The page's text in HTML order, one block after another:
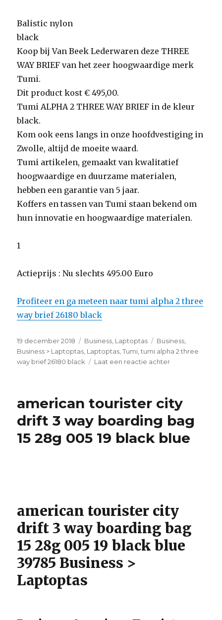
Balistic nylon
black
Koop bij Van Beek Lederwaren deze THREE
WAY BRIEF van het zeer hoogwaardige merk
Tumi.
Dit product kost € 495,00.
Tumi ALPHA 2 THREE WAY BRIEF in de kleur
black.
Kom ook eens langs in onze hoofdvestiging in
Zwolle, altijd de moeite waard.
Tumi artikelen, gemaakt van kwalitatief
hoogwaardige en duurzame materialen,
hebben een garantie van 5 jaar.
Koffers en tassen van Tumi staan bekend om
hun innovatie en hoogwaardige materialen.
1
Actieprijs : Nu slechts 495.00 Euro
Profiteer en ga meteen naar tumi alpha 2 three
way brief 26180 black
Geplaatst
op
19 december 2018 Categorieën
Business, Laptoptas Tags
Business,
Business > Laptoptas, Laptoptas,Tumi,tumi alpha 2 three
way brief 26180 black
Laat een reactie achter
three
way
brief
26180
black
american tourister city
drift 3 way boarding bag
15 28g 005 19 black blue
american tourister city
drift 3 way boarding bag
15 28g 005 19 black blue
39785 Business >
Laptoptas